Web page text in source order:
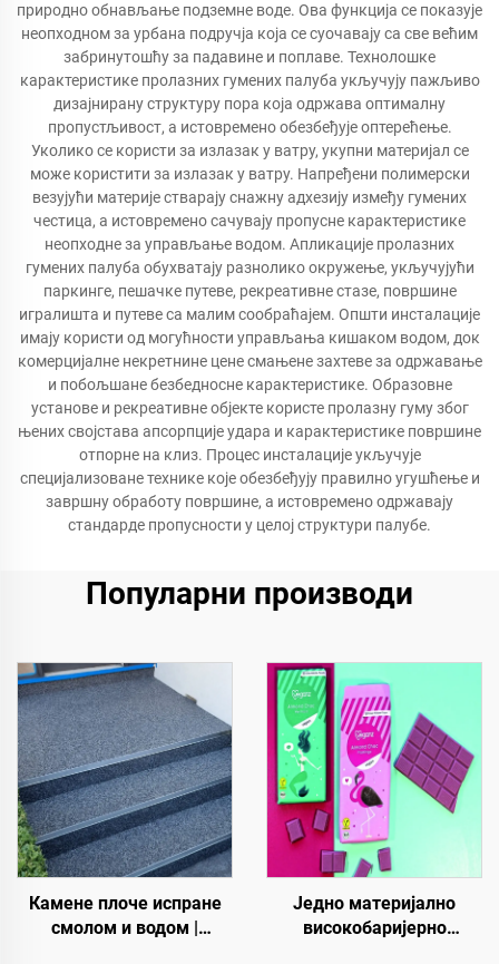
природно обнављање подземне воде. Ова функција се показује
неопходном за урбана подручја која се суочавају са све већим
забринутошћу за падавине и поплаве. Технолошке
карактеристике пролазних гумених палуба укључују пажљиво
дизајнирану структуру пора која одржава оптималну
пропустљивост, а истовремено обезбеђује оптерећење.
Уколико се користи за излазак у ватру, укупни материјал се
може користити за излазак у ватру. Напређени полимерски
везујући материје стварају снажну адхезију између гумених
честица, а истовремено сачувају пропусне карактеристике
неопходне за управљање водом. Апликације пролазних
гумених палуба обухватају разнолико окружење, укључујући
паркинге, пешачке путеве, рекреативне стазе, површине
игралишта и путеве са малим сообраћајем. Општи инсталације
имају користи од могућности управљања кишаком водом, док
комерцијалне некретнине цене смањене захтеве за одржавање
и побољшане безбедносне карактеристике. Образовне
установе и рекреативне објекте користе пролазну гуму због
њених својстава апсорпције удара и карактеристике површине
отпорне на клиз. Процес инсталације укључује
специјализоване технике које обезбеђују правилно угушћење и
завршну обработу површине, а истовремено одржавају
стандарде пропусности у целој структури палубе.
Популарни производи
Камене плоче испране
смолом и водом |
Једно материјално
високобаријерно